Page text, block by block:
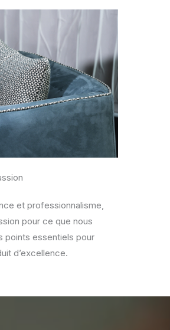
et professionnalisme,
pour ce que nous
points essentiels pour
d’excellence.